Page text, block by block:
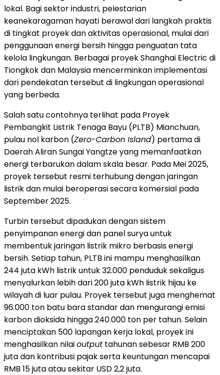
lokal. Bagi sektor industri, pelestarian
keanekaragaman hayati berawal dari langkah praktis
di tingkat proyek dan aktivitas operasional, mulai dari
penggunaan energi bersih hingga penguatan tata
kelola lingkungan. Berbagai proyek Shanghai Electric di
Tiongkok dan Malaysia mencerminkan implementasi
dari pendekatan tersebut di lingkungan operasional
yang berbeda.
Salah satu contohnya terlihat pada Proyek
Pembangkit Listrik Tenaga Bayu (PLTB) Mianchuan,
pulau nol karbon (Zero-Carbon Island) pertama di
Daerah Aliran Sungai Yangtze yang memanfaatkan
energi terbarukan dalam skala besar. Pada Mei 2025,
proyek tersebut resmi terhubung dengan jaringan
listrik dan mulai beroperasi secara komersial pada
September 2025.
Turbin tersebut dipadukan dengan sistem
penyimpanan energi dan panel surya untuk
membentuk jaringan listrik mikro berbasis energi
bersih. Setiap tahun, PLTB ini mampu menghasilkan
244 juta kWh listrik untuk 32.000 penduduk sekaligus
menyalurkan lebih dari 200 juta kWh listrik hijau ke
wilayah di luar pulau. Proyek tersebut juga menghemat
96.000 ton batu bara standar dan mengurangi emisi
karbon dioksida hingga 240.000 ton per tahun. Selain
menciptakan 500 lapangan kerja lokal, proyek ini
menghasilkan nilaioutput tahunan sebesar RMB 200
juta dan kontribusi pajak serta keuntungan mencapai
RMB 15 juta atau sekitar USD 2,2 juta.